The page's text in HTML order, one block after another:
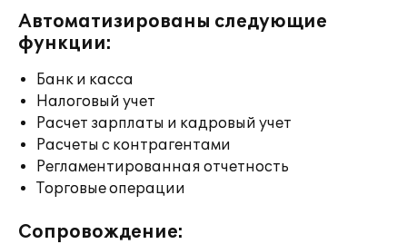
Автоматизированы следующие
функции:
Банк и касса
Налоговый учет
Расчет зарплаты и кадровый учет
Расчеты с контрагентами
Регламентированная отчетность
Торговые операции
Сопровождение: